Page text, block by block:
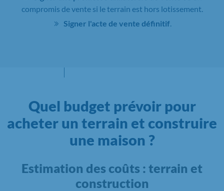
compromis de vente si le terrain est hors lotissement.
Signer l'acte de vente définitif
Quel budget prévoir pour
acheter un terrain et construire
une maison ?
Estimation des coûts : terrain et
construction